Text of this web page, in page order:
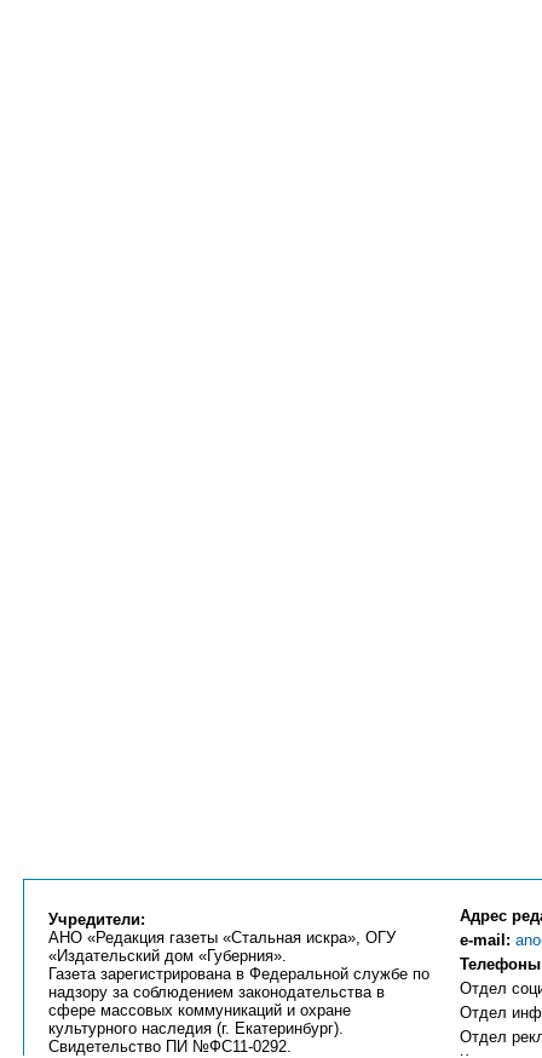
Учредители:
АНО «Редакция газеты «Стальная искра», ОГУ
«Издательский дом «Губерния».
Газета зарегистрирована в Федеральной службе по
надзору за соблюдением законодательства в
сфере массовых коммуникаций и охране
культурного наследия (г. Екатеринбург).
Свидетельство ПИ №ФС11-0292.
Адрес
e-mail:
Отдел
Отдел
Отдел